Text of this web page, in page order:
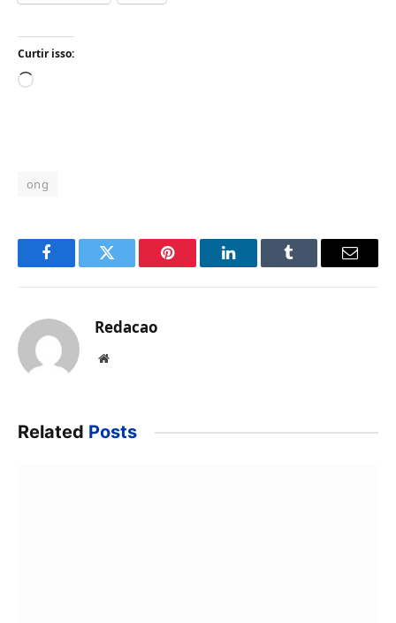
Curtir isso:
Carregando...
ong
FacebookTwitter Pinterest LinkedInTumblr Email
Redacao
Website
Related Posts